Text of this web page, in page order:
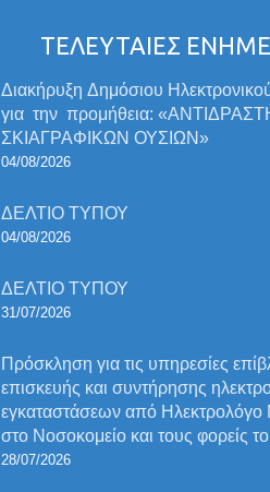
ΤΕΛΕΥΤΑΙΕΣ
Διακήρυξη Δημόσιου
για την προμήθεια:
ΣΚΙΑΓΡΑΦΙΚΩΝ ΟΥΣΙΩΝ»
04/08/2026
ΔΕΛΤΙΟ ΤΥΠΟΥ
04/08/2026
ΔΕΛΤΙΟ ΤΥΠΟΥ
31/07/2026
Πρόσκληση για τις υπηρεσίες
επισκευής και συντήρησης
εγκαταστάσεων από Ηλεκτρολόγο
στο Νοσοκομείο και τους φορείς
28/07/2026